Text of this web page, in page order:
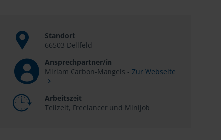
Standort
66503 Dellfeld
Ansprechpartner/in
Miriam Carbon-Mangels - Zur Webseite
Arbeitszeit
Teilzeit, Freelancer und Minijob